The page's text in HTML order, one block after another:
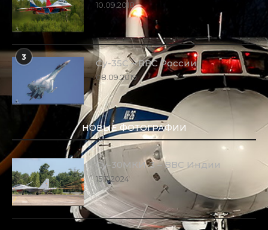
10.09.2018
3
Су-35С – ВВС России
08.09.2019
НОВЫЕ ФОТОГРАФИИ
Су-30МКИ-3 – ВВС Индии
15.11.2024